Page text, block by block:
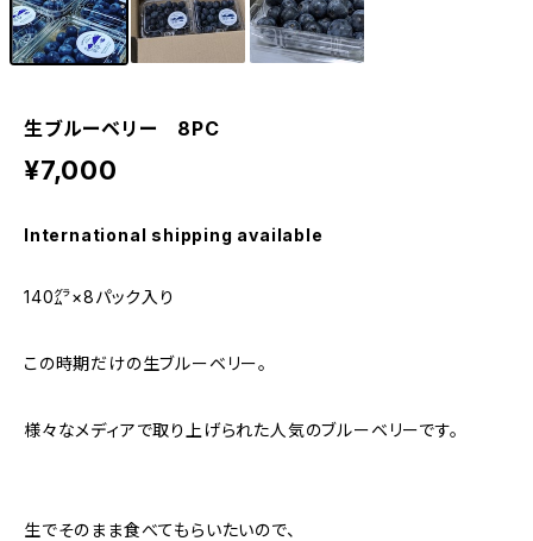
生ブルーベリー 8PC
¥7,000
International shipping available
140㌘×8パック入り
この時期だけの生ブルーベリー。
様々なメディアで取り上げられた人気のブルーベリーです。
生でそのまま食べてもらいたいので、